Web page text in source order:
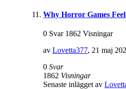
Why Horror Games
0 Svar 1862 Visningar
av Lovetta377, 21 maj
0 Svar
1862 Visningar
Senaste inlägget av